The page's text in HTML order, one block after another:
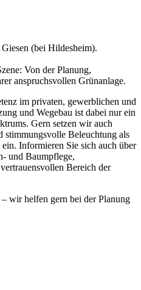
(bei Hildesheim).
Von der Planung,
anspruchsvollen Grünanlage.
im privaten, gewerblichen und
und Wegebau ist dabei nur ein
Gern setzen wir auch
stimmungsvolle Beleuchtung als
Informieren Sie sich auch über
und Baumpflege,
Bereich der
wir helfen gern bei der Planung